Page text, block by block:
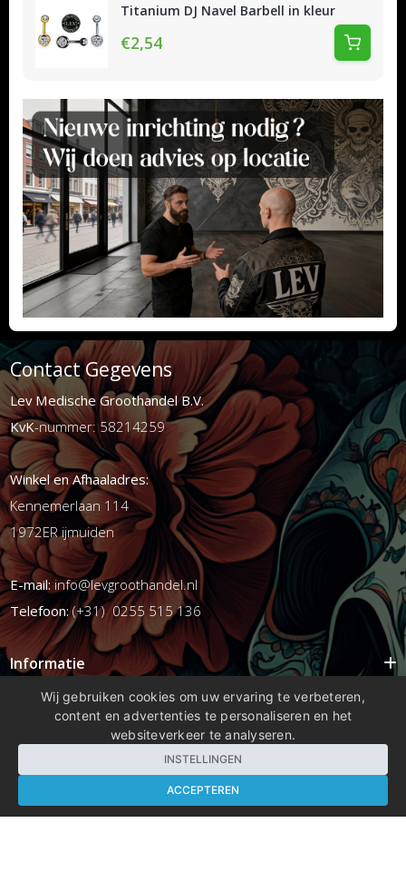
Titanium DJ Navel Barbell in kleur
€2,54
Contact Gegevens
Lev Medische Groothandel B.V.
KvK-nummer: 58214259
Winkel en Afhaaladres:
Kennemerlaan 114
1972ER ijmuiden
E-mail:info@levgroothandel.nl
Telefoon:(+31) 0255 515 136
Informatie
Mijn account
Wij gebruiken cookies om uw ervaring te verbeteren,
content en advertenties te personaliseren en het
websiteverkeer te analyseren.
INSTELLINGEN
ACCEPTEREN